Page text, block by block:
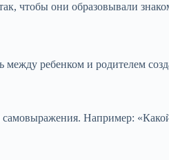
чтобы они образовывали
ребенком и родителем
Например: